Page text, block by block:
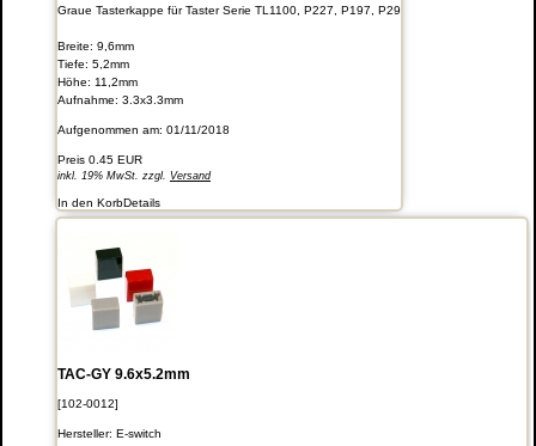
Graue Tasterkappe für Taster Serie TL1100, P227, P197, P29
Breite: 9,6mm
Tiefe: 5,2mm
Höhe: 11,2mm
Aufnahme: 3.3x3.3mm
Aufgenommen am: 01/11/2018
Preis 0.45 EUR
inkl. 19% MwSt. zzgl. Versand
In den KorbDetails
TAC-GY 9.6x5.2mm
[102-0012]
Hersteller: E-switch